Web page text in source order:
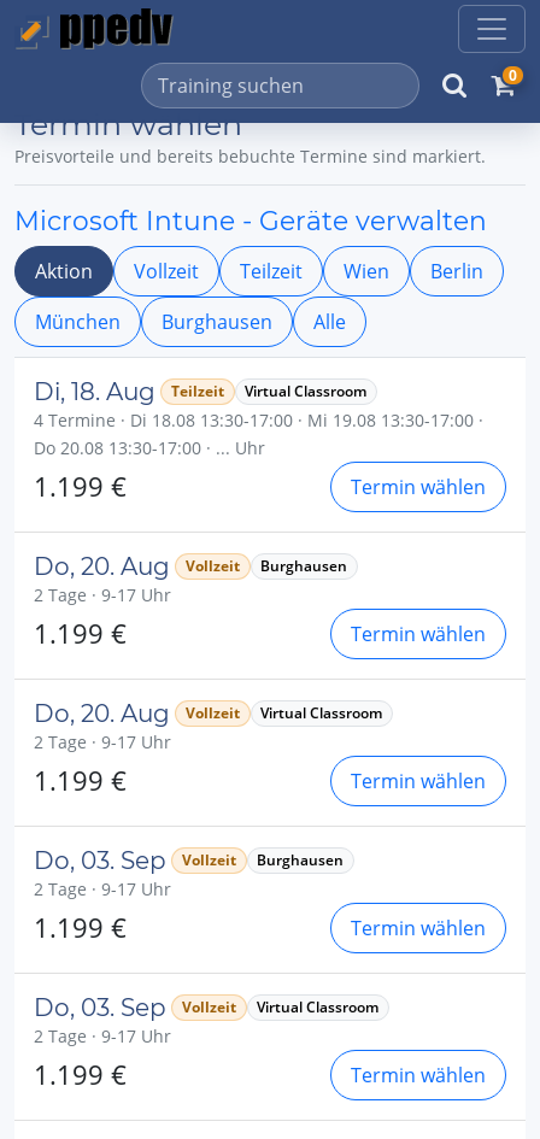
0
Termin wählen
Preisvorteile und bereits bebuchte Termine sind markiert.
Microsoft Intune - Geräte verwalten
Aktion Vollzeit Teilzeit Wien
Berlin
München
Burghausen Alle
Di, 18. Aug Teilzeit Virtual Classroom
4 Termine · Di 18.08 13:30-17:00 · Mi 19.08 13:30-17:00 ·
Do 20.08 13:30-17:00 · ... Uhr
1.199 € Termin wählen
Do, 20. Aug Vollzeit Burghausen
2 Tage · 9-17 Uhr
1.199 € Termin wählen
Do, 20. Aug Vollzeit Virtual Classroom
2 Tage · 9-17 Uhr
1.199 € Termin wählen
Do, 03. Sep Vollzeit Burghausen
2 Tage · 9-17 Uhr
1.199 € Termin wählen
Do, 03. Sep Vollzeit Virtual Classroom
2 Tage · 9-17 Uhr
1.199 € Termin wählen